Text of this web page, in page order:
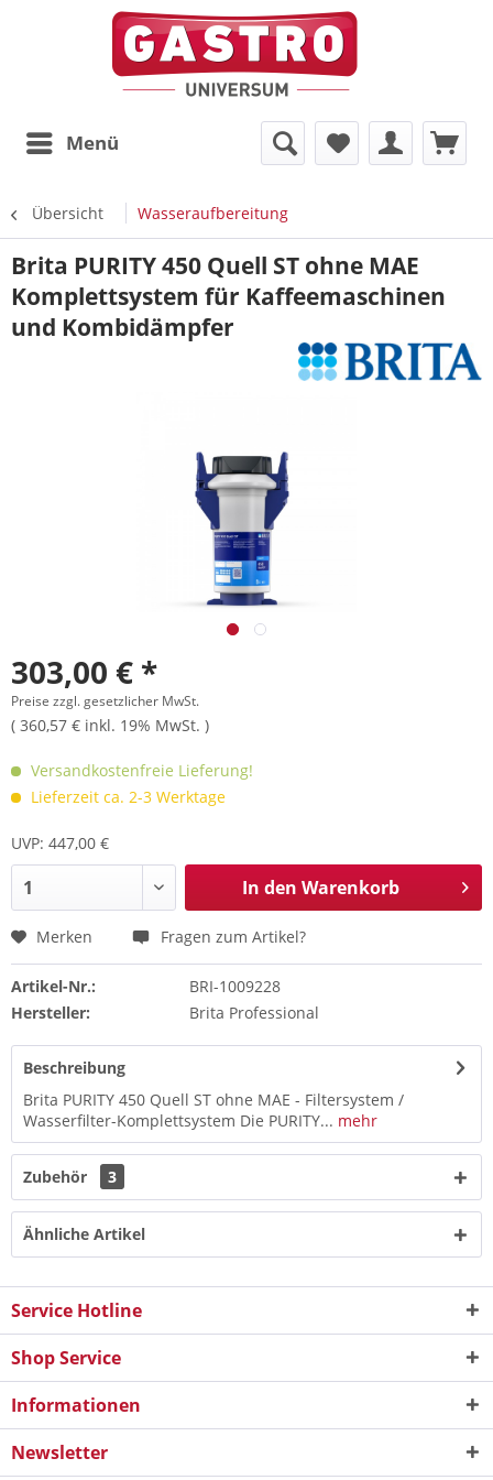
Menü
Übersicht Wasseraufbereitung
Brita PURITY 450 Quell ST ohne MAE
Komplettsystem für Kaffeemaschinen
und Kombidämpfer
303,00 € *
Preise zzgl. gesetzlicher MwSt.
( 360,57 € inkl. 19% MwSt. )
Versandkostenfreie Lieferung!
Lieferzeit ca. 2-3 Werktage
UVP: 447,00 €
In den Warenkorb
Merken Fragen zum Artikel?
Artikel-Nr.:
BRI-1009228
Hersteller:
Brita Professional
Beschreibung
Brita PURITY 450 Quell ST ohne MAE - Filtersystem /
Wasserfilter-Komplettsystem Die PURITY... mehr
Zubehör 3
Ähnliche Artikel
Service Hotline
Shop Service
Informationen
Newsletter